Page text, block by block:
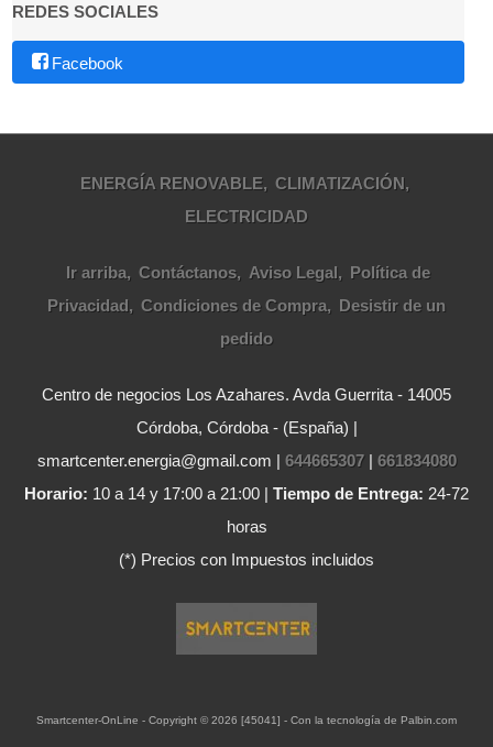
REDES SOCIALES
Facebook
ENERGÍA RENOVABLE
CLIMATIZACIÓN
ELECTRICIDAD
Ir arriba Contáctanos Aviso Legal
Política de
Privacidad
Condiciones de Compra
Desistir de un
pedido
Centro de negocios Los Azahares. Avda Guerrita - 14005
Córdoba, Córdoba - (España) |
smartcenter.energia@gmail.com | 644665307| 661834080
Horario: 10 a 14 y 17:00 a 21:00 | Tiempo de Entrega: 24-72
horas
(*) Precios con Impuestos incluidos
Smartcenter-OnLine - Copyright © 2026 [45041] - Con la tecnología de Palbin.com